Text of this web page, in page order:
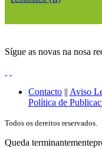
Sígue as novas na nosa
Contacto || Aviso
Política de
Todos os dereitos reservados.
Queda